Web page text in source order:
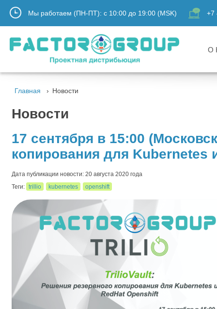
Мы работаем (ПН-ПТ): с 10:00 до 19:00 (MSK) +7
О
Главная Новости
Новости
17 сентября в 15:00
копирования для Kubernetes
Дата публикации новости: 20 августа 2020 года
Теги: trillio kubernetes openshift